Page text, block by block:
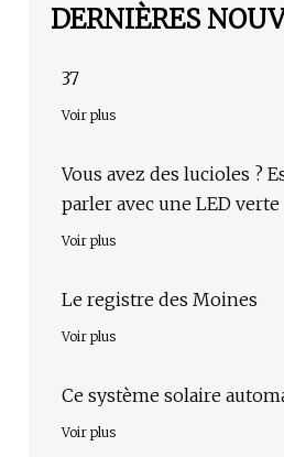
DERNIÈRES
37
Voir plus
Vous avez des lucioles ? Essayez de leur
parler avec une LED verte
Voir plus
Le registre des Moines
Voir plus
Ce système solaire
Voir plus